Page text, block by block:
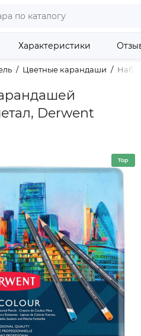
тел. (098) 673-42-06
наши контакты
Цветные карандаши
Derwent
Характеристики
Top